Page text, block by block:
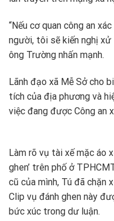
“Nếu cơ quan công an
người, tôi sẽ kiến nghị xử
ông Trường nhấn mạnh.
Lãnh đạo xã Mễ Sở cho
tích của địa phương và
việc đang được Công an
Làm rõ vụ tài xế mặc áo
ghen’ trên phố ở TPHCM
cũ của mình, Tú đã chặn
Clip vụ đánh ghen này
bức xúc trong dư luận.